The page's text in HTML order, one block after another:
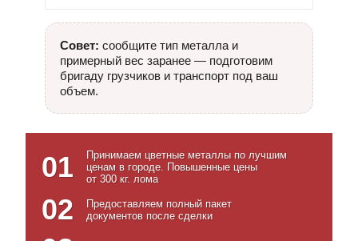
Совет: сообщите тип металла и
примерный вес заранее — подготовим
бригаду грузчиков и транспорт под ваш
объем.
01
Принимаем цветные металлы по лучшим
ценам в городе. Повышенные цены
от 300 кг. лома
02
Предоставляем полный пакет
документов после сделки